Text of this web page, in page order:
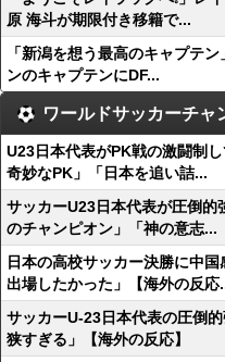
原 海斗が期限付き移籍で...
「新潟を想う最高のキャプテ
ンのキャプテンにDF...
ワールドサッカーチャ
U23日本代表がPK戦の激闘制
奇妙なPK」「日本を追い詰...
サッカーU23日本代表が圧倒的
のチャンピオン」「神の意志...
日本の高校サッカー決勝に中
出場したかった」【海外の反応
サッカーU-23日本代表の圧倒
狭すぎる」【海外の反応】